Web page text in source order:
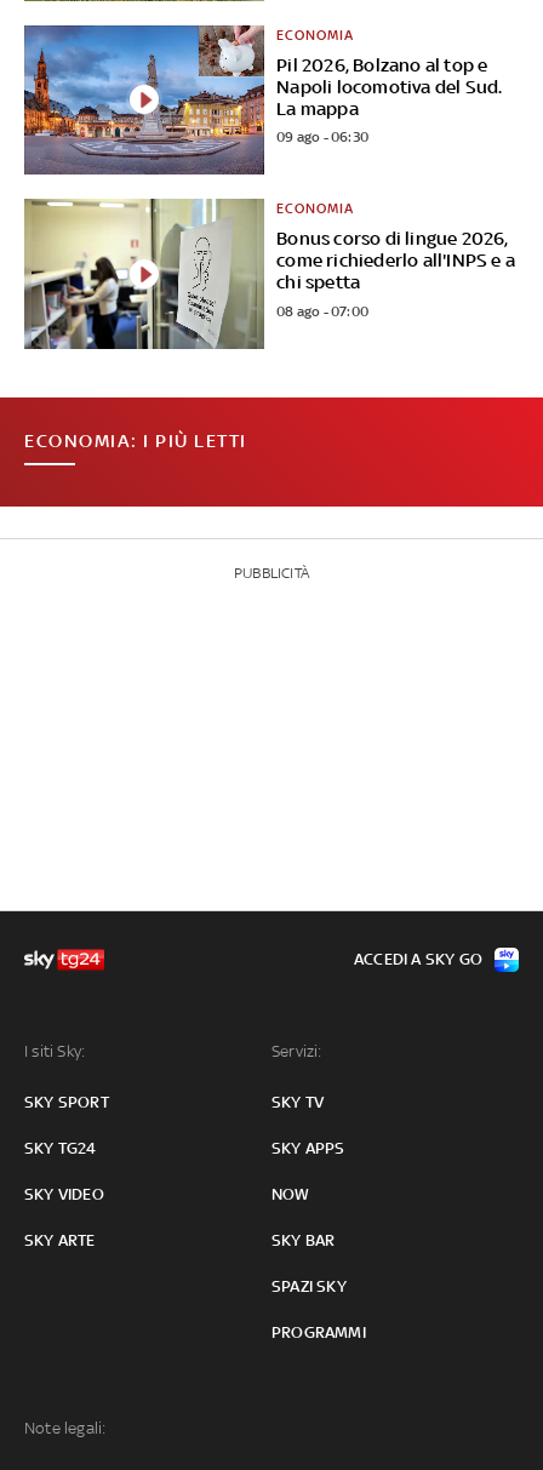
Pil 2026, Bolzano al top e
Napoli locomotiva del Sud.
La mappa
ECONOMIA
09 ago - 06:30
Bonus corso di lingue 2026,
come richiederlo all'INPS e a
chi spetta
ECONOMIA
08 ago - 07:00
ECONOMIA: I PIÙ LETTI
PUBBLICITÀ
I siti Sky:
SKY SPORT
SKY TG24
SKY VIDEO
SKY ARTE
Servizi:
SKY TV
SKY APPS
NOW
SKY BAR
SPAZI SKY
PROGRAMMI
Note legali:
ACCEDI A SKY GO